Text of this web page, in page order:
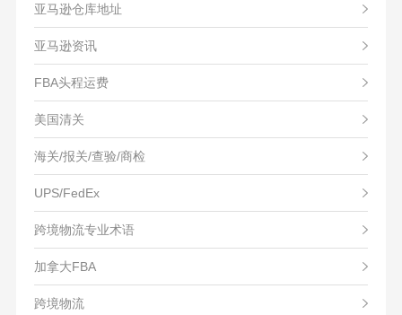
亚马逊仓库地址
亚马逊资讯
FBA头程运费
美国清关
海关/报关/查验/商检
UPS/FedEx
跨境物流专业术语
加拿大FBA
跨境物流